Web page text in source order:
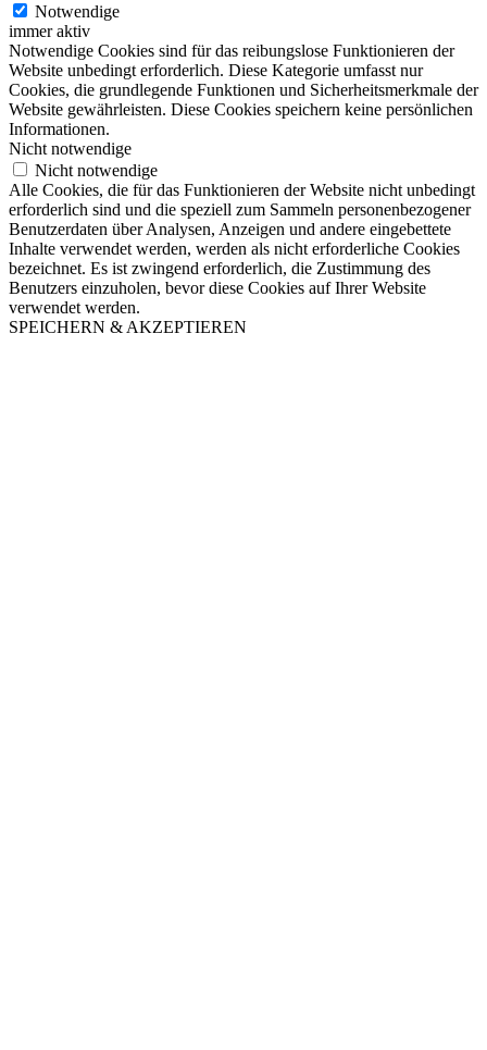
Notwendige
immer aktiv
Notwendige Cookies sind für das reibungslose Funktionieren der
Website unbedingt erforderlich. Diese Kategorie umfasst nur
Cookies, die grundlegende Funktionen und Sicherheitsmerkmale der
Website gewährleisten. Diese Cookies speichern keine persönlichen
Informationen.
Nicht notwendige
Nicht notwendige
Alle Cookies, die für das Funktionieren der Website nicht unbedingt
erforderlich sind und die speziell zum Sammeln personenbezogener
Benutzerdaten über Analysen, Anzeigen und andere eingebettete
Inhalte verwendet werden, werden als nicht erforderliche Cookies
bezeichnet. Es ist zwingend erforderlich, die Zustimmung des
Benutzers einzuholen, bevor diese Cookies auf Ihrer Website
verwendet werden.
SPEICHERN & AKZEPTIEREN